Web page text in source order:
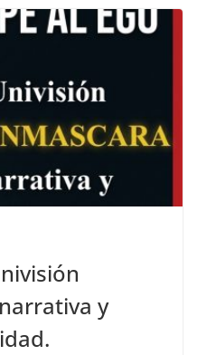
narrativa y